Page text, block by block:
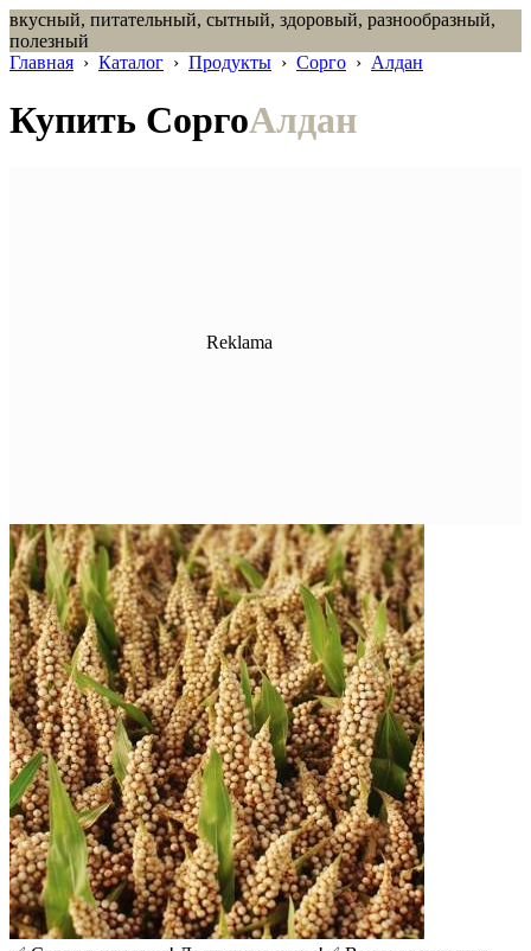
вкусный, питательный, сытный, здоровый, разнообразный,
полезный
Главная › Каталог › Продукты › Сорго › Алдан
Купить СоргоАлдан